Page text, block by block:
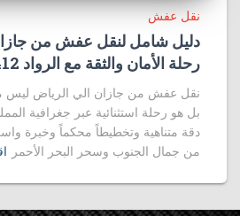
نقل عفش
دليل شامل لنقل عفش من
رحلة الأمان والثقة مع الرواد 0507974412
نقل عفش من جازان الي الرياض ليس
بل هو رحلة استثنائية عبر جغرافية
دقة متناهية وتخطيطاً محكماً وخبرة
من جمال الجنوب وسحر البحر الأحمر